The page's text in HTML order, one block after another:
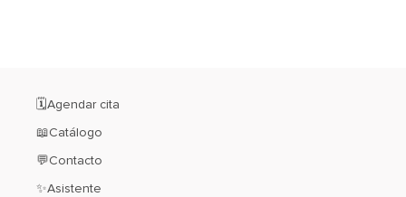
🗓️Agendar cita
📖Catálogo
💬Contacto
✨Asistente